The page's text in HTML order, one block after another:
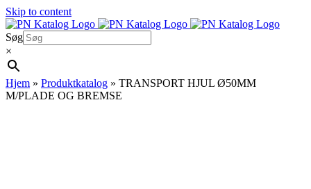
Skip to content
Søg
×
Hjem » Produktkatalog » TRANSPORT HJUL Ø50MM
M/PLADE OG BREMSE